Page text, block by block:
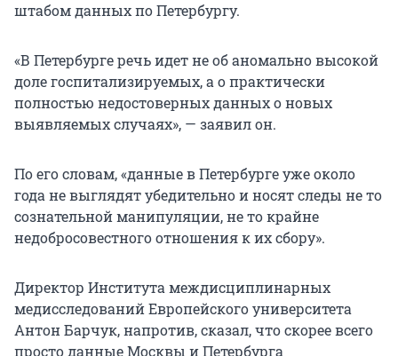
штабом данных по Петербургу.
«В Петербурге речь идет не об аномально высокой
доле госпитализируемых, а о практически
полностью недостоверных данных о новых
выявляемых случаях», — заявил он.
По его словам, «данные в Петербурге уже около
года не выглядят убедительно и носят следы не то
сознательной манипуляции, не то крайне
недобросовестного отношения к их сбору».
Директор Института междисциплинарных
медисследований Европейского университета
Антон Барчук, напротив, сказал, что скорее всего
просто данные Москвы и Петербурга